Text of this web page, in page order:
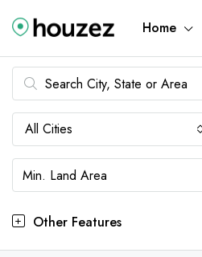
Home
All Cities
Other Features